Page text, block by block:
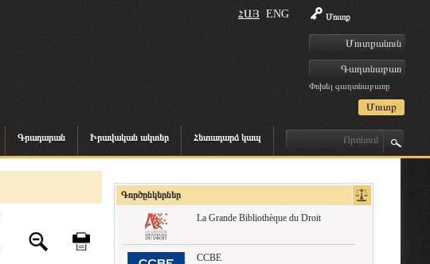
Մուտք
Փոխել գաղտնաբառը
ՀԱՅ ENG
Գրադարան Իրավական ակտեր Հետադարձ կապ
Գործընկերներ
La Grande Bibliothèque du Droit
CCBE